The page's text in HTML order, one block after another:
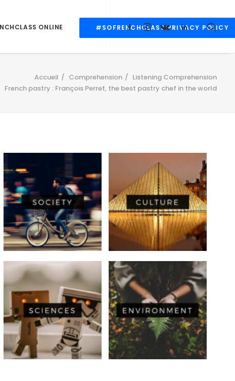
ONLINE #SOFRENCHCLASS PRIVACY POLICY
Accueil Comprehension
Listening Comprehension
French pastry : François Perret, the best pastry chef in the world